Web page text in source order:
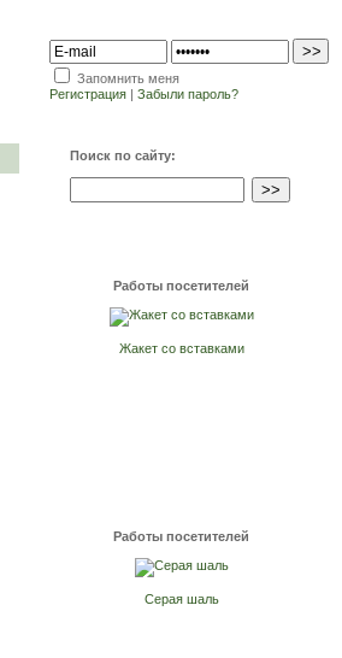
Запомнить меня
Регистрация | Забыли пароль?
Поиск по сайту:
Работы посетителей
Жакет со вставками
Работы посетителей
Серая шаль